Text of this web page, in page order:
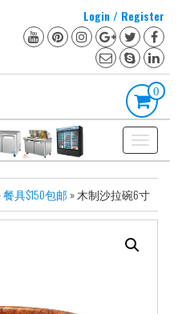
Login / Register
0
Toggle
navigation
餐具$150包邮» 木制沙拉碗6寸